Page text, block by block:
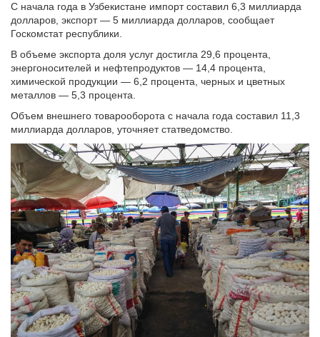
С начала года в Узбекистане импорт составил 6,3 миллиарда
долларов, экспорт — 5 миллиарда долларов, сообщает
Госкомстат республики.
В объеме экспорта доля услуг достигла 29,6 процента,
энергоносителей и нефтепродуктов — 14,4 процента,
химической продукции — 6,2 процента, черных и цветных
металлов — 5,3 процента.
Объем внешнего товарооборота с начала года составил 11,3
миллиарда долларов, уточняет статведомство.